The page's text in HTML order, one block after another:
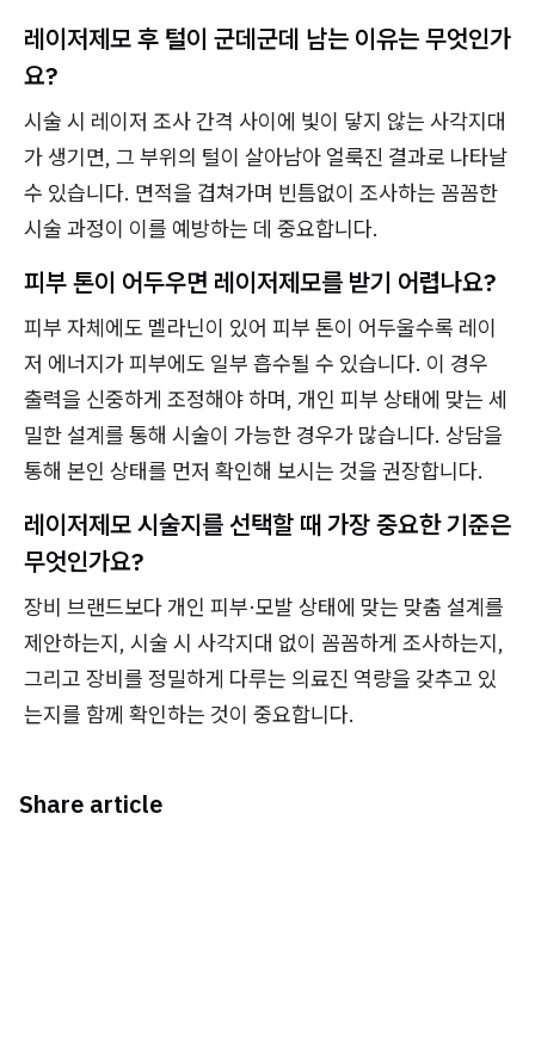
레이저제모 후 털이 군데군데 남는 이유는 무엇인가
요?
시술 시 레이저 조사 간격 사이에 빛이 닿지 않는 사각지대
가 생기면, 그 부위의 털이 살아남아 얼룩진 결과로 나타날
수 있습니다. 면적을 겹쳐가며 빈틈없이 조사하는 꼼꼼한
시술 과정이 이를 예방하는 데 중요합니다.
피부 톤이 어두우면 레이저제모를 받기 어렵나요?
피부 자체에도 멜라닌이 있어 피부 톤이 어두울수록 레이
저 에너지가 피부에도 일부 흡수될 수 있습니다. 이 경우
출력을 신중하게 조정해야 하며, 개인 피부 상태에 맞는 세
밀한 설계를 통해 시술이 가능한 경우가 많습니다. 상담을
통해 본인 상태를 먼저 확인해 보시는 것을 권장합니다.
레이저제모 시술지를 선택할 때 가장 중요한 기준은
무엇인가요?
장비 브랜드보다 개인 피부·모발 상태에 맞는 맞춤 설계를
제안하는지, 시술 시 사각지대 없이 꼼꼼하게 조사하는지,
그리고 장비를 정밀하게 다루는 의료진 역량을 갖추고 있
는지를 함께 확인하는 것이 중요합니다.
Share article